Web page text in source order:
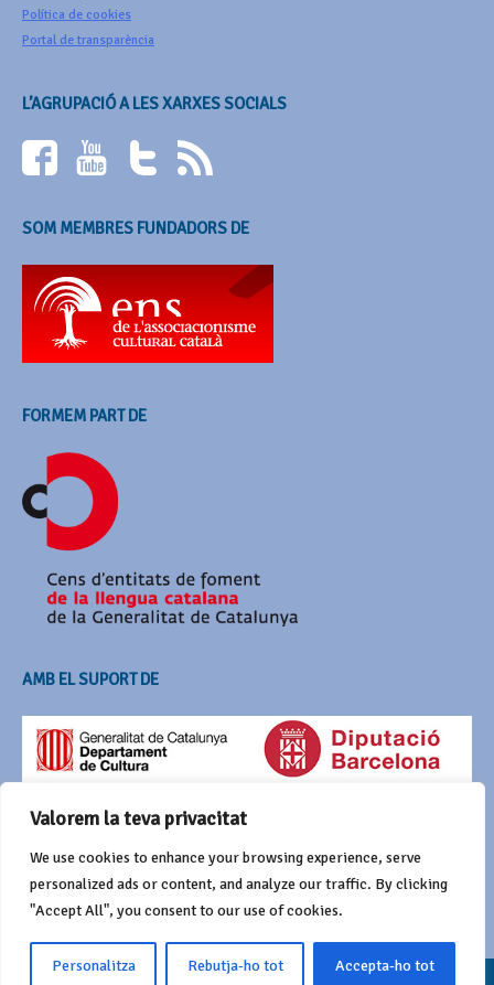
Valorem la teva privacitat
We use cookies to enhance your browsing experience, serve
personalized ads or content, and analyze our traffic. By clicking
"Accept All", you consent to our use of cookies.
Personalitza Rebutja-ho tot Accepta-ho tot
Política de cookies
Portal de transparència
L’AGRUPACIÓ A LES XARXES SOCIALS
SOM MEMBRES FUNDADORS DE
FORMEM PART DE
AMB EL SUPORT DE
© 2016 Agrupació del Bestiari Festiu i Popular de Catalunya